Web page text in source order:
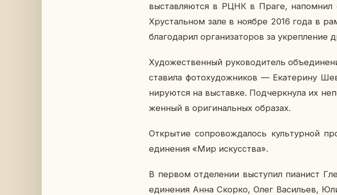
вы­став­ля­ют­ся в РЦНК в Праге,
Хру­сталь­ном зале в ноябре 2016 года в
бла­го­да­рил ор­га­ни­за­то­ров за
Ху­до­же­ствен­ный ру­ко­во­ди­тель
ста­ви­ла фо­то­ху­дож­ни­ков — Ека­те­ри­ну
ни­ру­ют­ся на вы­став­ке. Под­черк­ну­ла их
жен­ный в ори­ги­наль­ных об­ра­зах.
От­кры­тие со­про­вож­да­лось куль­тур­ной
еди­не­ния «Мир ис­кус­ства».
В первом от­де­ле­нии вы­сту­пил пи­а­нист
еди­не­ния Анна Скорко, Олег Ва­си­льев,